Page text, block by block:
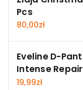
Pcs
80,00zł
Eveline D-
Intense
19,99zł